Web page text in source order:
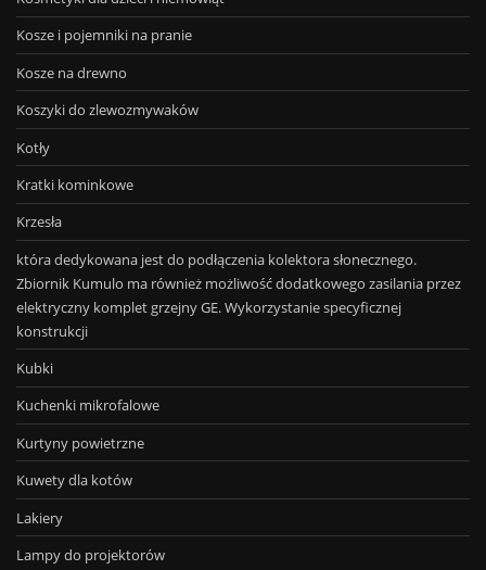
Kosze i pojemniki na pranie
Kosze na drewno
Koszyki do zlewozmywaków
Kotły
Kratki kominkowe
Krzesła
która dedykowana jest do podłączenia kolektora słonecznego.
Zbiornik Kumulo ma również możliwość dodatkowego zasilania przez
elektryczny komplet grzejny GE. Wykorzystanie specyficznej
konstrukcji
Kubki
Kuchenki mikrofalowe
Kurtyny powietrzne
Kuwety dla kotów
Lakiery
Lampy do projektorów